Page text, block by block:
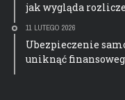
jak wygląda
11 LUTEGO 2026
Ubezpieczenie
uniknąć